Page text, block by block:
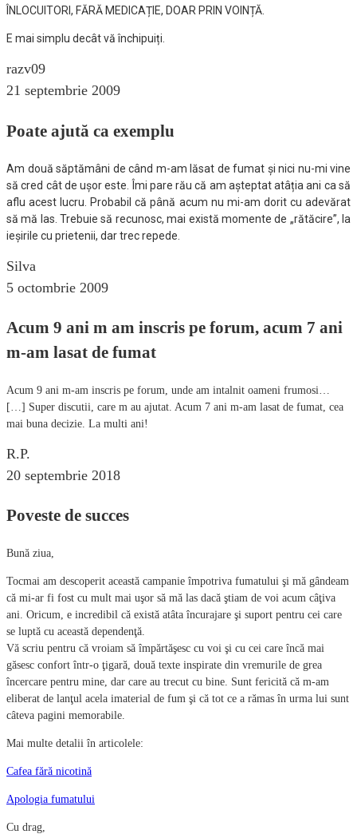
ÎNLOCUITORI, FĂRĂ MEDICAȚIE, DOAR PRIN VOINȚĂ.
E mai simplu decât vă închipuiți.
razv09
21 septembrie 2009
Poate ajută ca exemplu
Am două săptămâni de când m-am lăsat de fumat și nici nu-mi vine
să cred cât de ușor este. Îmi pare rău că am așteptat atâția ani ca să
aflu acest lucru. Probabil că până acum nu mi-am dorit cu adevărat
să mă las. Trebuie să recunosc, mai există momente de „rătăcire”, la
ieșirile cu prietenii, dar trec repede.
Silva
5 octombrie 2009
Acum 9 ani m am inscris pe forum, acum 7 ani
m-am lasat de fumat
Acum 9 ani m-am inscris pe forum, unde am intalnit oameni frumosi…
[…] Super discutii, care m au ajutat. Acum 7 ani m-am lasat de fumat, cea
mai buna decizie. La multi ani!
R.P.
20 septembrie 2018
Poveste de succes
Bună ziua,
Tocmai am descoperit această campanie împotriva fumatului şi mă gândeam
că mi-ar fi fost cu mult mai uşor să mă las dacă ştiam de voi acum câţiva
ani. Oricum, e incredibil că există atâta încurajare şi suport pentru cei care
se luptă cu această dependenţă.
Vă scriu pentru că vroiam să împărtăşesc cu voi şi cu cei care încă mai
găsesc confort într-o ţigară, două texte inspirate din vremurile de grea
încercare pentru mine, dar care au trecut cu bine. Sunt fericită că m-am
eliberat de lanţul acela imaterial de fum şi că tot ce a rămas în urma lui sunt
câteva pagini memorabile.
Mai multe detalii în articolele:
Cafea fără nicotină
Apologia fumatului
Cu drag,